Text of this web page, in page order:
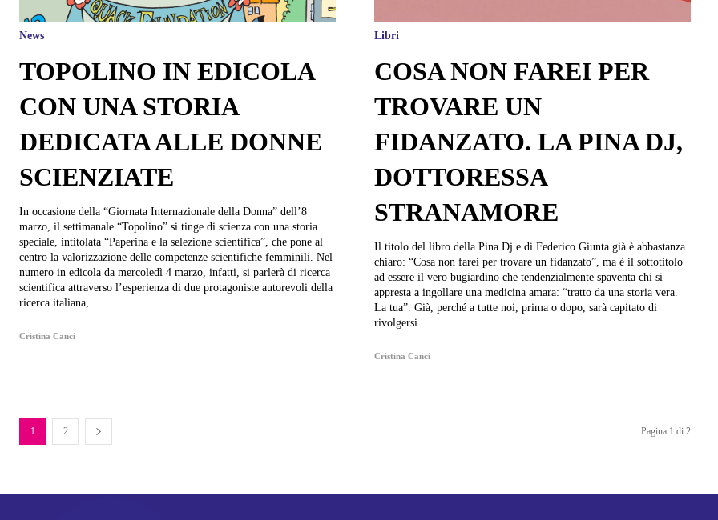
News
TOPOLINO IN EDICOLA
CON UNA STORIA
DEDICATA ALLE DONNE
SCIENZIATE
In occasione della “Giornata Internazionale della Donna” dell’8
marzo, il settimanale “Topolino” si tinge di scienza con una storia
speciale, intitolata “Paperina e la selezione scientifica”, che pone al
centro la valorizzazione delle competenze scientifiche femminili. Nel
numero in edicola da mercoledì 4 marzo, infatti, si parlerà di ricerca
scientifica attraverso l’esperienza di due protagoniste autorevoli della
ricerca italiana,...
Cristina Canci
Libri
COSA NON FAREI PER
TROVARE UN
FIDANZATO. LA PINA DJ,
DOTTORESSA
STRANAMORE
Il titolo del libro della Pina Dj e di Federico Giunta già è abbastanza
chiaro: “Cosa non farei per trovare un fidanzato”, ma è il sottotitolo
ad essere il vero bugiardino che tendenzialmente spaventa chi si
appresta a ingollare una medicina amara: “tratto da una storia vera.
La tua”. Già, perché a tutte noi, prima o dopo, sarà capitato di
rivolgersi...
Cristina Canci
1 2 Pagina 1 di 2